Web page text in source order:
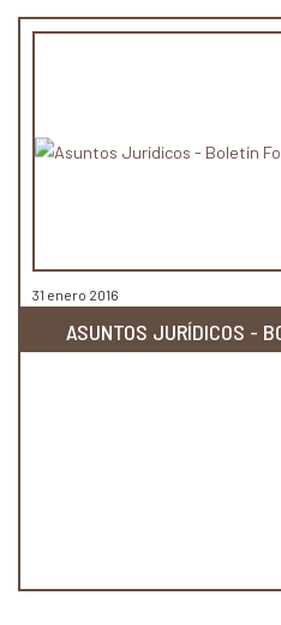
31 enero 2016
ASUNTOS JURÍDICOS -